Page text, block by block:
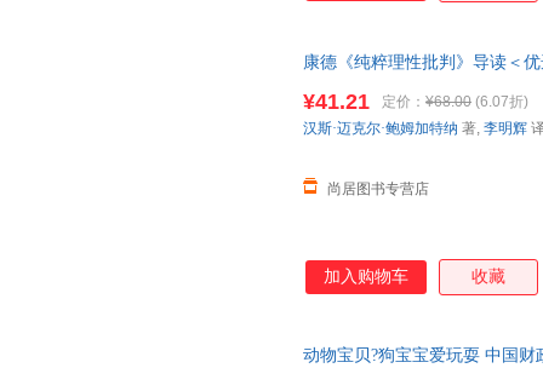
康德《纯粹理性批判》导读＜
¥41.21 定价： ¥68.00 (6.07折)
尚居图书专营店
汉斯·迈克尔·鲍姆加特纳 著, 李明辉
加入购物车 收藏
动物宝贝?狗宝宝爱玩耍 中国